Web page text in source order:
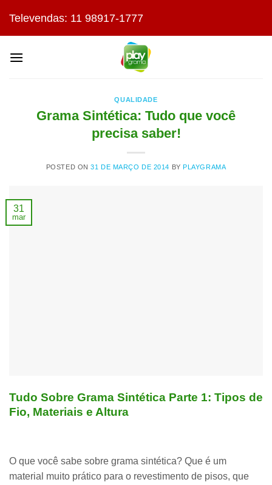
content
Televendas: 11 98917-1777
QUALIDADE
Grama Sintética: Tudo que você
precisa saber!
POSTED ON31 DE MARÇO DE 2014 BYPLAYGRAMA
31
mar
Tudo Sobre Grama Sintética Parte 1: Tipos de
Fio, Materiais e Altura
O que você sabe sobre grama sintética? Que é um
material muito prático para o revestimento de pisos, que